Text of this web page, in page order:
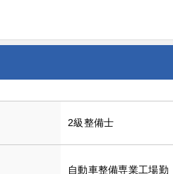
2級整備士
自動車整備専業工場勤